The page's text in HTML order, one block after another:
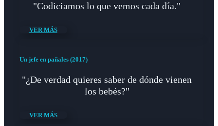
"Codiciamos lo que vemos cada día."
VER MÁS
Un jefe en pañales (2017)
"¿De verdad quieres saber de dónde vienen
los bebés?"
VER MÁS